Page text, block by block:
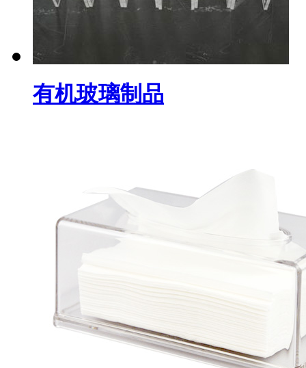
有机玻璃制品